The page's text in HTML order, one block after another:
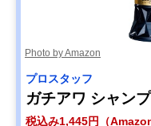
Photo by Amazon
プロスタッフ
ガチアワ シャン
税込み1,445円（Amazon